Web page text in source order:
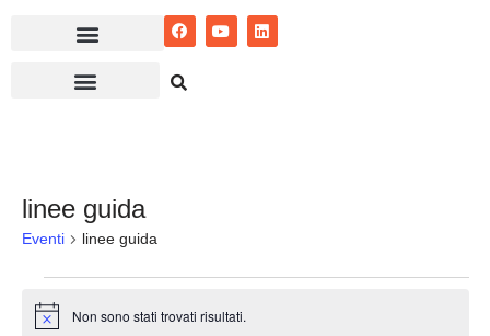
linee guida
Eventi linee guida
Notice Non sono stati trovati risultati.